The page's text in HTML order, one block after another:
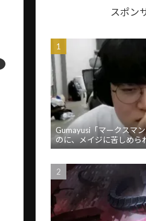
スポン
Gumayusi「マークスマ
のに、メイジに苦しめら
タに苦言